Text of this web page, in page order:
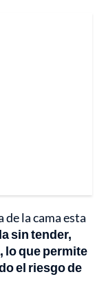
la cama esta
sin tender,
lo que permite
el riesgo de